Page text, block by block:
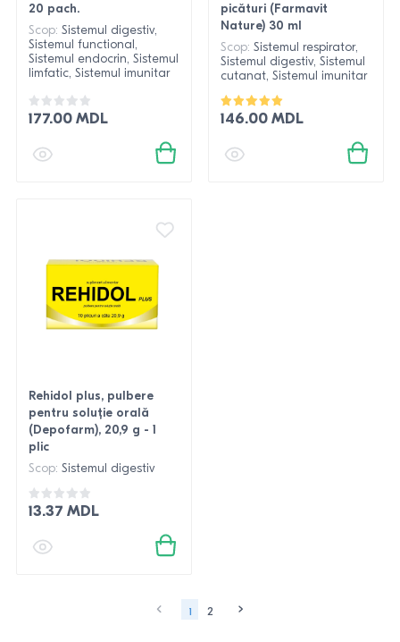
20 pach.
Scop: Sistemul digestiv,
Sistemul functional,
Sistemul endocrin, Sistemul
limfatic, Sistemul imunitar
177.00 MDL
picături (Farmavit
Nature) 30 ml
Scop: Sistemul respirator,
Sistemul digestiv, Sistemul
cutanat, Sistemul imunitar
146.00 MDL
Rehidol plus, pulbere
pentru soluție orală
(Depofarm), 20,9 g - 1
plic
Scop: Sistemul digestiv
13.37 MDL
1 2